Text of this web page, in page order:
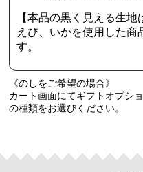
【本品の黒く見える生
えび、いかを使用した商
す。
《のしをご希望の場合》
カート画面にてギフトオプシ
の種類をお選びください。